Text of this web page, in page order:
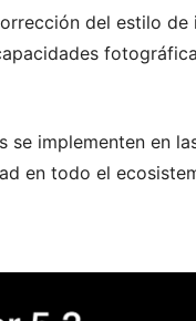
del estilo
implementen en
en todo el